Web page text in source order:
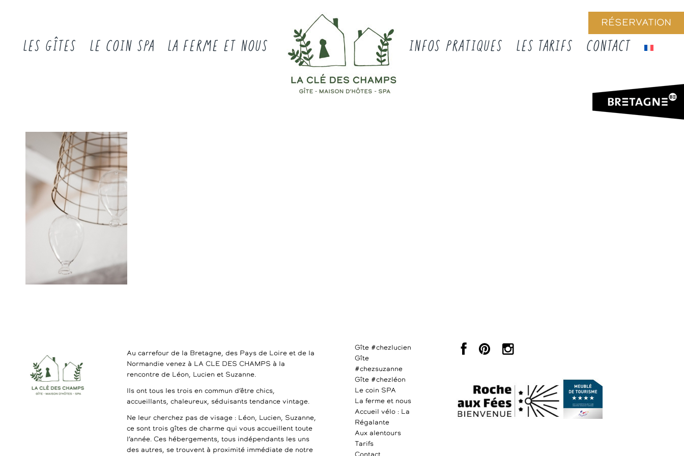
RÉSERVATION
LES GÎTES LE COIN SPA LA FERME ET NOUS INFOS PRATIQUES LES TARIFS CONTACT
Au carrefour de la Bretagne, des Pays de Loire et de la
Normandie venez à LA CLE DES CHAMPS à la
rencontre de Léon, Lucien et Suzanne.
Ils ont tous les trois en commun d’être chics,
accueillants, chaleureux, séduisants tendance vintage.
Ne leur cherchez pas de visage : Léon, Lucien, Suzanne,
ce sont trois gîtes de charme qui vous accueillent toute
l’année. Ces hébergements, tous indépendants les uns
des autres, se trouvent à proximité immédiate de notre
Gîte #chezlucien
Gîte
#chezsuzanne
Gîte #chezléon
Le coin SPA
La ferme et nous
Accueil vélo : La
Régalante
Aux alentours
Tarifs